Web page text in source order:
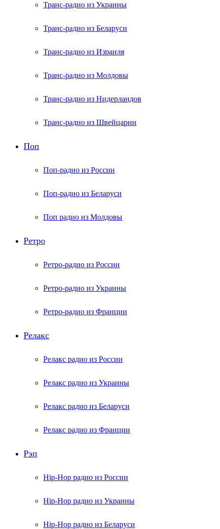
Транс-радио из Украины
Транс-радио из Беларуси
Транс-радио из Израиля
Транс-радио из Молдовы
Транс-радио из Нидерландов
Транс-радио из Швейцарии
Поп
Поп-радио из России
Поп-радио из Беларуси
Поп радио из Молдовы
Ретро
Ретро-радио из России
Ретро-радио из Украины
Ретро-радио из Франции
Релакс
Релакс радио из России
Релакс радио из Украины
Релакс радио из Беларуси
Релакс радио из Франции
Рэп
Hip-Hop радио из России
Hip-Hop радио из Украины
Hip-Hop радио из Беларуси